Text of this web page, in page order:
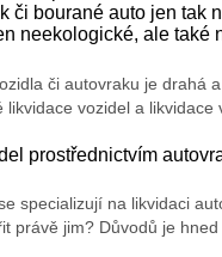
či bourané auto jen tak
neekologické, ale také
či autovraku je drahá
vozidel a
prostřednictvím
specializují na likvidaci
právě jim? Důvodů je hned